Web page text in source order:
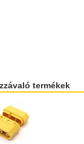
termékek